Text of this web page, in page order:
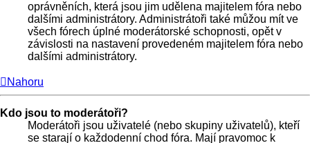
oprávněních, která jsou jim udělena majitelem fóra nebo
dalšími administrátory. Administrátoři také můžou mít ve
všech fórech úplné moderátorské schopnosti, opět v
závislosti na nastavení provedeném majitelem fóra nebo
dalšími administrátory.
Nahoru
Kdo jsou to moderátoři?
Moderátoři jsou uživatelé (nebo skupiny uživatelů), kteří
se starají o každodenní chod fóra. Mají pravomoc k